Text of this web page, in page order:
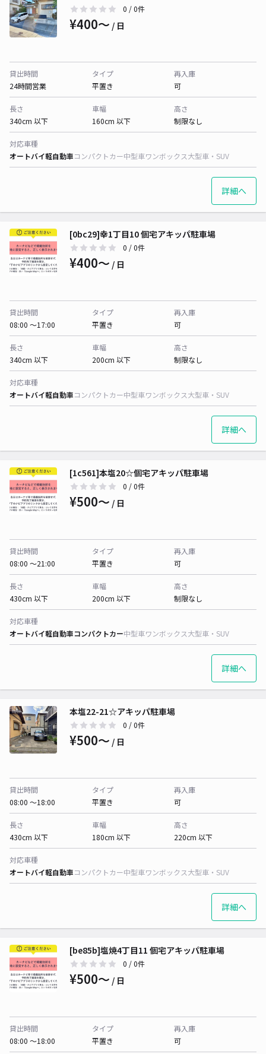
0 / 0件
¥400〜 / 日
貸出時間
24時間営業
タイプ
平置き
再入庫
可
長さ
340cm 以下
車幅
160cm 以下
高さ
制限なし
対応車種
オートバイ軽自動車コンパクトカー中型車ワンボックス大型車・SUV
詳細へ
[0bc29]幸1丁目10 個宅アキッパ駐車場
0 / 0件
¥400〜 / 日
貸出時間
08:00 〜17:00
タイプ
平置き
再入庫
可
長さ
340cm 以下
車幅
200cm 以下
高さ
制限なし
対応車種
オートバイ軽自動車コンパクトカー中型車ワンボックス大型車・SUV
詳細へ
[1c561]本塩20☆個宅アキッパ駐車場
0 / 0件
¥500〜 / 日
貸出時間
08:00 〜21:00
タイプ
平置き
再入庫
可
長さ
430cm 以下
車幅
200cm 以下
高さ
制限なし
対応車種
オートバイ軽自動車コンパクトカー中型車ワンボックス大型車・SUV
詳細へ
本塩22-21☆アキッパ駐車場
0 / 0件
¥500〜 / 日
貸出時間
08:00 〜18:00
タイプ
平置き
再入庫
可
長さ
430cm 以下
車幅
180cm 以下
高さ
220cm 以下
対応車種
オートバイ軽自動車コンパクトカー中型車ワンボックス大型車・SUV
詳細へ
[be85b]塩焼4丁目11 個宅アキッパ駐車場
0 / 0件
¥500〜 / 日
貸出時間
08:00 〜18:00
タイプ
平置き
再入庫
可